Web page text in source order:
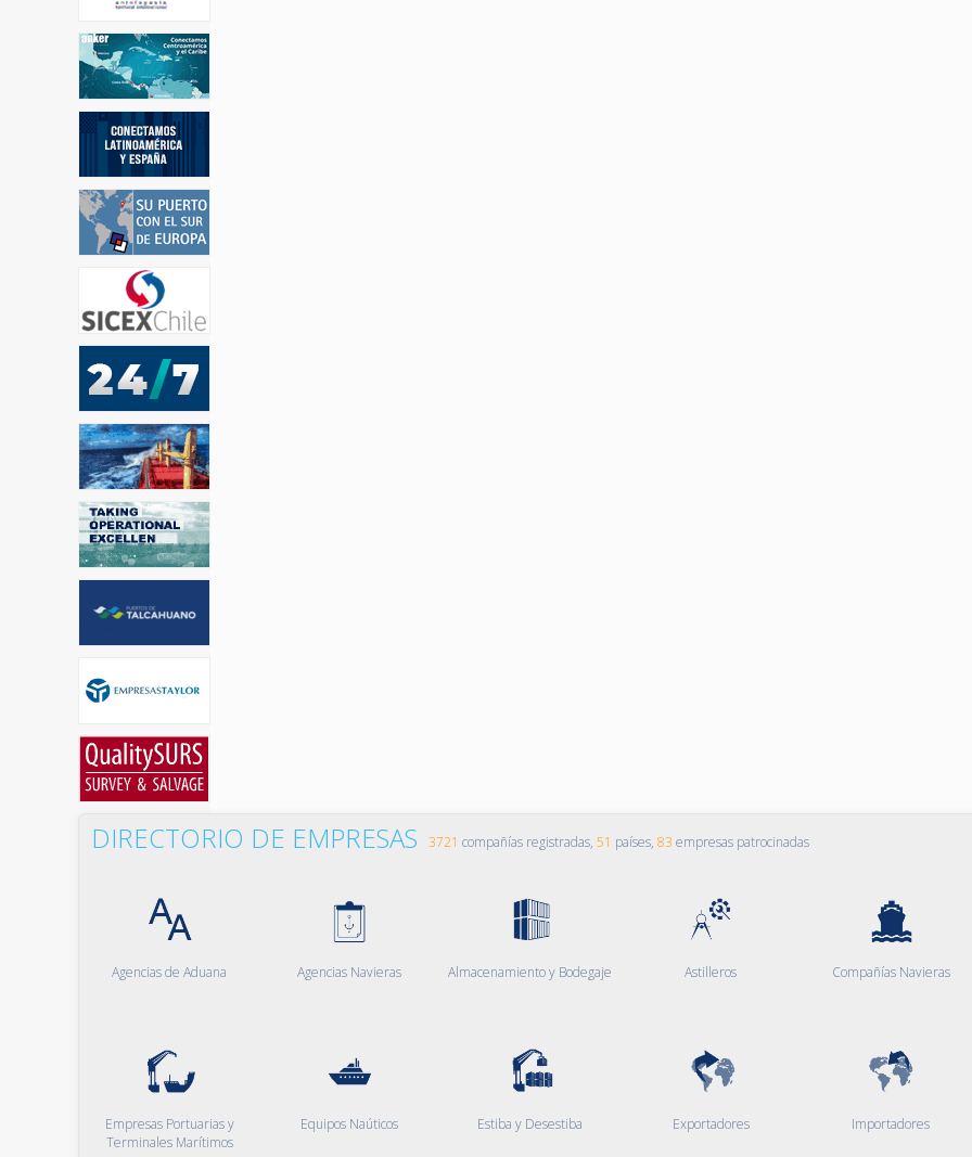
DIRECTORIO DE EMPRESAS 3721 compañías registradas, 51 países, 83 empresas patrocinadas
Agencias de Aduana Agencias Navieras Almacenamiento y Bodegaje Astilleros Compañías Navieras
Empresas Portuarias y
Terminales Marítimos
Equipos Naúticos Estiba y Desestiba Exportadores Importadores